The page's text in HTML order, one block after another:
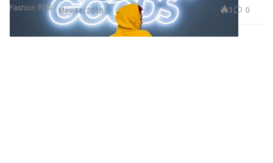
Fashion 时装 May 11, 2018 3 0